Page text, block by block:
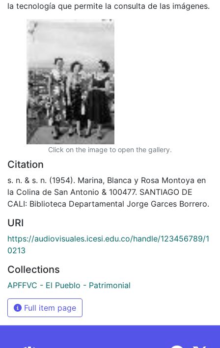
la tecnología que permite la consulta de las imágenes.
Click on the image to open the gallery.
Citation
s. n. & s. n. (1954). Marina, Blanca y Rosa Montoya en
la Colina de San Antonio & 100477. SANTIAGO DE
CALI: Biblioteca Departamental Jorge Garces Borrero.
URI
https://audiovisuales.icesi.edu.co/handle/123456789/1
0213
Collections
APFFVC - El Pueblo - Patrimonial
Full item page